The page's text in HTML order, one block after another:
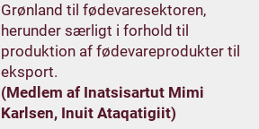
Grønland til fødevaresektoren,
herunder særligt i forhold til
produktion af fødevareprodukter til
eksport.
(Medlem af Inatsisartut Mimi
Karlsen, Inuit Ataqatigiit)